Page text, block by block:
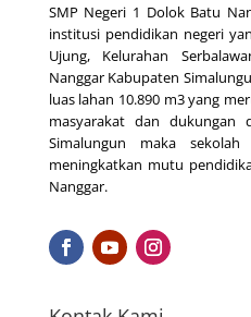
SMP Negeri 1 Dolok Batu
institusi pendidikan negeri
Ujung, Kelurahan
Nanggar Kabupaten
luas lahan 10.890 m3 yang
masyarakat dan dukungan
Simalungun maka
meningkatkan mutu
Nanggar.